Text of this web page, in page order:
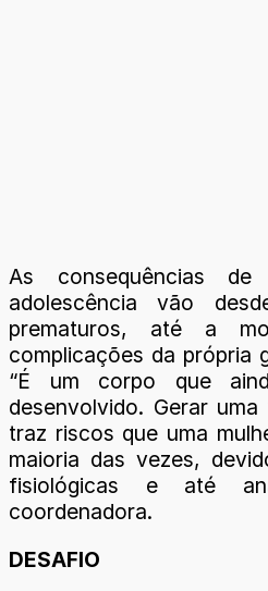
As consequências
adolescência vão
prematuros, até a
complicações da própria
“É um corpo que
desenvolvido. Gerar
traz riscos que uma
maioria das vezes,
fisiológicas e até
coordenadora.
DESAFIO